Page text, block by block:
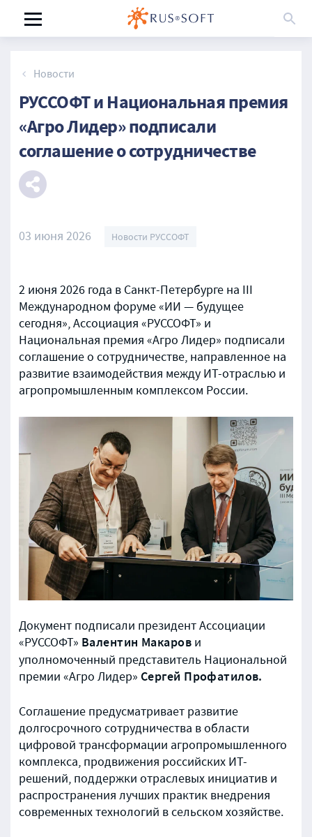
Новости
РУССОФТ и Национальная премия
«Агро Лидер» подписали
соглашение о сотрудничестве
03 июня 2026 Новости РУССОФТ
2 июня 2026 года в Санкт-Петербурге на III
Международном форуме «ИИ — будущее
сегодня», Ассоциация «РУССОФТ» и
Национальная премия «Агро Лидер» подписали
соглашение о сотрудничестве, направленное на
развитие взаимодействия между ИТ-отраслью и
агропромышленным комплексом России.
Документ подписали президент Ассоциации
«РУССОФТ» Валентин Макаров и
уполномоченный представитель Национальной
премии «Агро Лидер» Сергей Профатилов.
Соглашение предусматривает развитие
долгосрочного сотрудничества в области
цифровой трансформации агропромышленного
комплекса, продвижения российских ИТ-
решений, поддержки отраслевых инициатив и
распространения лучших практик внедрения
современных технологий в сельском хозяйстве.